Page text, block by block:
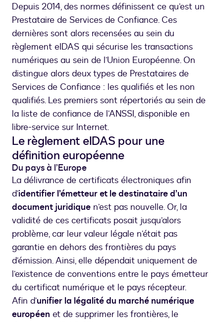
Depuis 2014, des normes définissent ce qu’est un
Prestataire de Services de Confiance. Ces
dernières sont alors recensées au sein du
règlement eIDAS qui sécurise les transactions
numériques au sein de l’Union Européenne. On
distingue alors deux types de Prestataires de
Services de Confiance : les qualifiés et les non
qualifiés. Les premiers sont répertoriés au sein de
la liste de confiance de l’ANSSI, disponible en
libre-service sur Internet.
Le règlement eIDAS pour une
définition européenne
Du pays à l’Europe
La délivrance de certificats électroniques afin
d’identifier l’émetteur et le destinataire d’un
document juridique n’est pas nouvelle. Or, la
validité de ces certificats posait jusqu’alors
problème, car leur valeur légale n’était pas
garantie en dehors des frontières du pays
d’émission. Ainsi, elle dépendait uniquement de
l’existence de conventions entre le pays émetteur
du certificat numérique et le pays récepteur.
Afin d’unifier la légalité du marché numérique
européen et de supprimer les frontières, le